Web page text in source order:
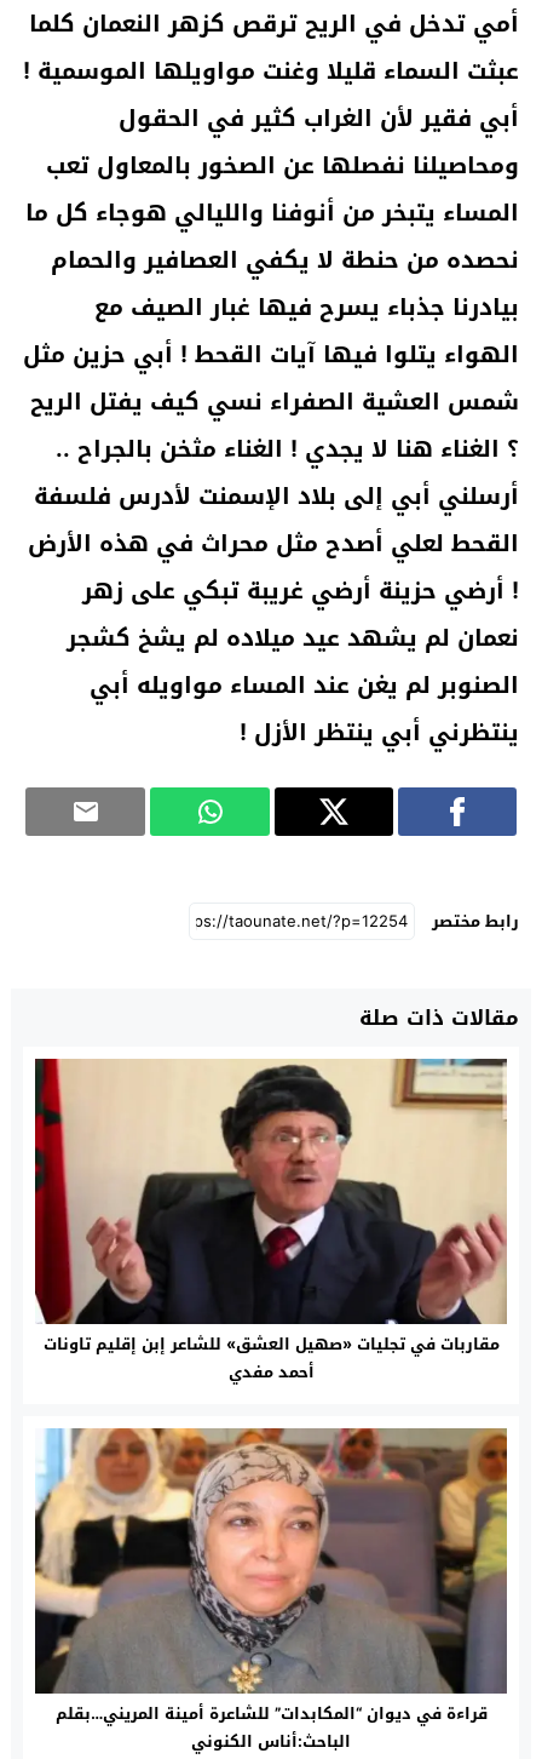
أمي تدخل في الريح ترقص كزهر النعمان كلما
عبثت السماء قليلا وغنت مواويلها الموسمية !
أبي فقير لأن الغراب كثير في الحقول
ومحاصيلنا نفصلها عن الصخور بالمعاول تعب
المساء يتبخر من أنوفنا والليالي هوجاء كل ما
نحصده من حنطة لا يكفي العصافير والحمام
بيادرنا جذباء يسرح فيها غبار الصيف مع
الهواء يتلوا فيها آيات القحط ! أبي حزين مثل
شمس العشية الصفراء نسي كيف يفتل الريح
؟ الغناء هنا لا يجدي ! الغناء مثخن بالجراح ..
أرسلني أبي إلى بلاد الإسمنت لأدرس فلسفة
القحط لعلي أصدح مثل محراث في هذه الأرض
! أرضي حزينة أرضي غريبة تبكي على زهر
نعمان لم يشهد عيد ميلاده لم يشخ كشجر
الصنوبر لم يغن عند المساء مواويله أبي
ينتظرني أبي ينتظر الأزل !
رابط مختصر
مقالات ذات صلة
مقاربات في تجليات «صهيل العشق» للشاعر إبن إقليم تاونات
أحمد مفدي
قراءة في ديوان “المكابدات” للشاعرة أمينة المريني…بقلم
الباحث:أناس الكنوني